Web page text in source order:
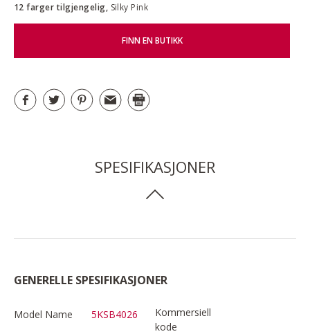
12 farger tilgjengelig, Silky Pink
FINN EN BUTIKK
SPESIFIKASJONER
GENERELLE SPESIFIKASJONER
Model Name 5KSB4026
Kommersiell
kode